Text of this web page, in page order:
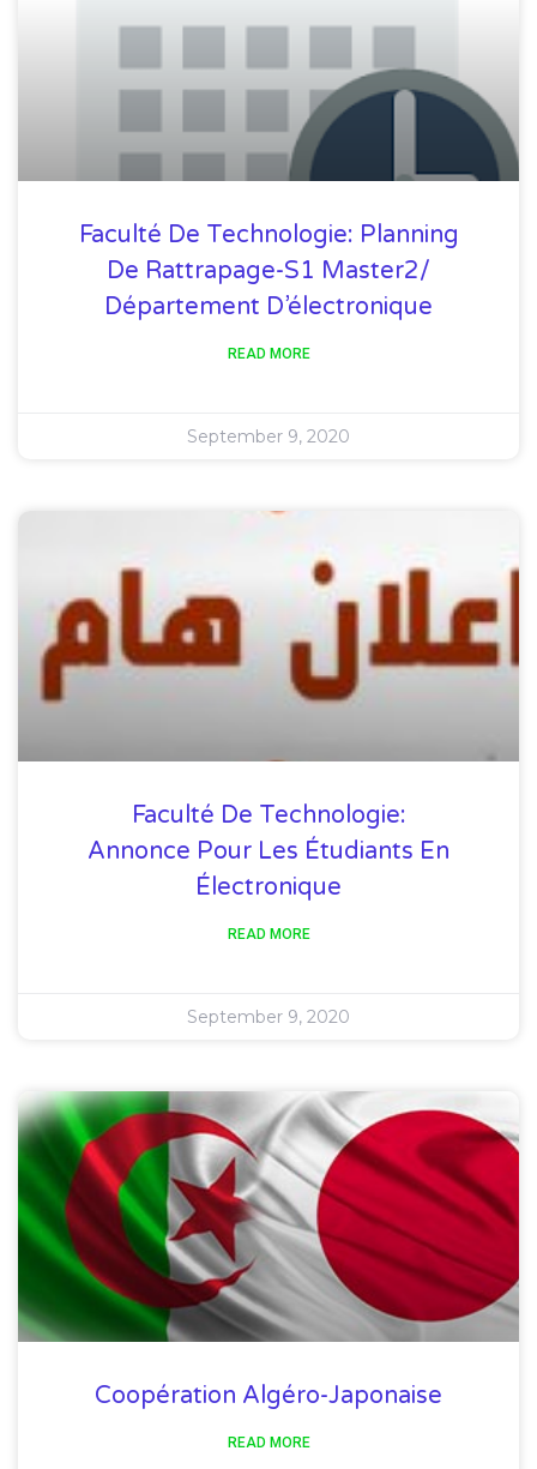
Faculté De Technologie: Planning
De Rattrapage-S1 Master2/
Département D’électronique
READ MORE
September 9, 2020
Faculté De Technologie:
Annonce Pour Les Étudiants En
Électronique
READ MORE
September 9, 2020
Coopération Algéro-Japonaise
READ MORE